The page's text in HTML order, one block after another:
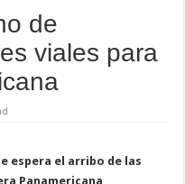
de
viales para
espera el arribo de las
Panamericana